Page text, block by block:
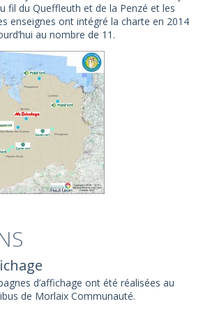
fil du Queffleuth et de la Penzé et les
enseignes ont intégré la charte en 2014
au nombre de 11.
d’affichage ont été réalisées au
de Morlaix Communauté.